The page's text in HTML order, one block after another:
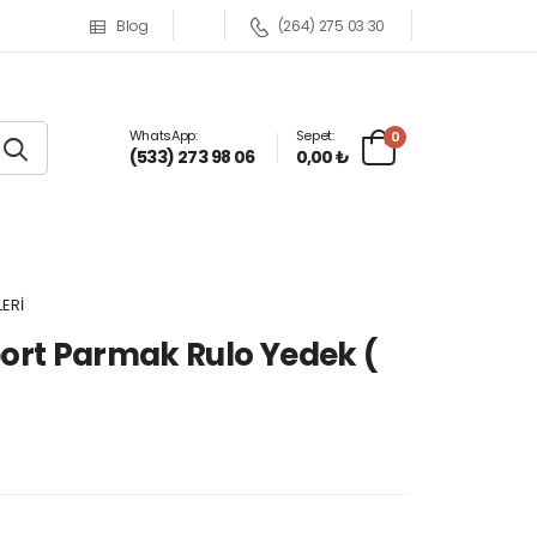
Blog (264) 275 03 30
WhatsApp:
(533) 273 98 06
Sepet:
0,00 ₺
0
Parmak Rulo Yedek (